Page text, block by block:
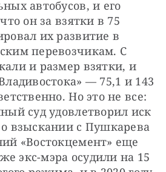
автобусов, и его
он за взятки в 75
их развитие в
перевозчикам. С
и размер взятки, и
— 75,1 и 143
Но это не все:
суд удовлетворил иск
взыскании с Пушкарева
«Востокцемент» еще
экс-мэра осудили на 15